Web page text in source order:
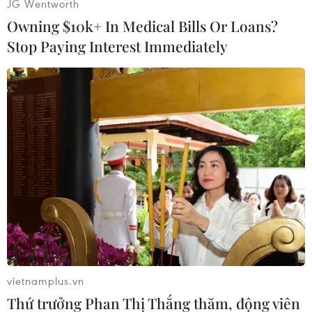
(Vietnam+)
JG Wentworth
Owning $10k+ In Medical Bills Or Loans?
Stop Paying Interest Immediately
vietnamplus.vn
Thứ trưởng Phan Thị Thắng thăm, động viên